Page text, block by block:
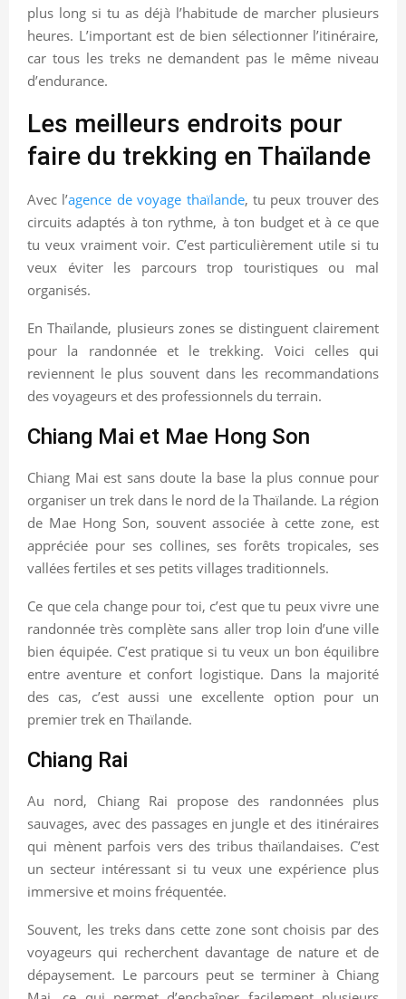
plus long si tu as déjà l’habitude de marcher plusieurs
heures. L’important est de bien sélectionner l’itinéraire,
car tous les treks ne demandent pas le même niveau
d’endurance.
Les meilleurs endroits pour
faire du trekking en Thaïlande
Avec l’agence de voyage thaïlande, tu peux trouver des
circuits adaptés à ton rythme, à ton budget et à ce que
tu veux vraiment voir. C’est particulièrement utile si tu
veux éviter les parcours trop touristiques ou mal
organisés.
En Thaïlande, plusieurs zones se distinguent clairement
pour la randonnée et le trekking. Voici celles qui
reviennent le plus souvent dans les recommandations
des voyageurs et des professionnels du terrain.
Chiang Mai et Mae Hong Son
Chiang Mai est sans doute la base la plus connue pour
organiser un trek dans le nord de la Thaïlande. La région
de Mae Hong Son, souvent associée à cette zone, est
appréciée pour ses collines, ses forêts tropicales, ses
vallées fertiles et ses petits villages traditionnels.
Ce que cela change pour toi, c’est que tu peux vivre une
randonnée très complète sans aller trop loin d’une ville
bien équipée. C’est pratique si tu veux un bon équilibre
entre aventure et confort logistique. Dans la majorité
des cas, c’est aussi une excellente option pour un
premier trek en Thaïlande.
Chiang Rai
Au nord, Chiang Rai propose des randonnées plus
sauvages, avec des passages en jungle et des itinéraires
qui mènent parfois vers des tribus thaïlandaises. C’est
un secteur intéressant si tu veux une expérience plus
immersive et moins fréquentée.
Souvent, les treks dans cette zone sont choisis par des
voyageurs qui recherchent davantage de nature et de
dépaysement. Le parcours peut se terminer à Chiang